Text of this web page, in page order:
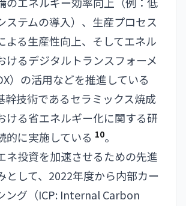
ステムの導入）、生産プロセス
よる生産性向上、そしてエネル
けるデジタルトランスフォーメ
）の活用などを推進している
幹技術であるセラミックス焼成
ける省エネルギー化に関する研
的に実施している 10。
ネ投資を加速させるための先進
として、2022年度から内部カー
ング（ICP: Internal Carbon